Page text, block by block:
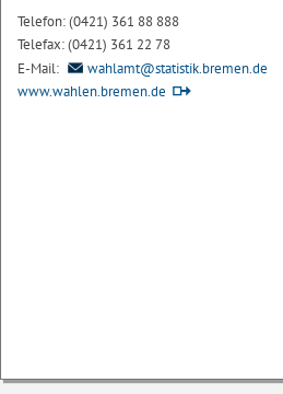
Telefon: (0421) 361 88 888
Telefax: (0421) 361 22 78
E-Mail:
wahlamt@statistik.bremen.de
www.wahlen.bremen.de